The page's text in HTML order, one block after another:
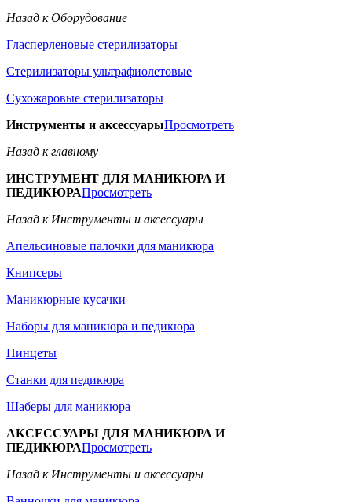
Назад к Оборудование
Гласперленовые стерилизаторы
Стерилизаторы ультрафиолетовые
Сухожаровые стерилизаторы
Инструменты и аксессуарыПросмотреть
Назад к главному
ИНСТРУМЕНТ ДЛЯ МАНИКЮРА И
ПЕДИКЮРАПросмотреть
Назад к Инструменты и аксессуары
Апельсиновые палочки для маникюра
Книпсеры
Маникюрные кусачки
Наборы для маникюра и педикюра
Пинцеты
Станки для педикюра
Шаберы для маникюра
АКСЕССУАРЫ ДЛЯ МАНИКЮРА И
ПЕДИКЮРАПросмотреть
Назад к Инструменты и аксессуары